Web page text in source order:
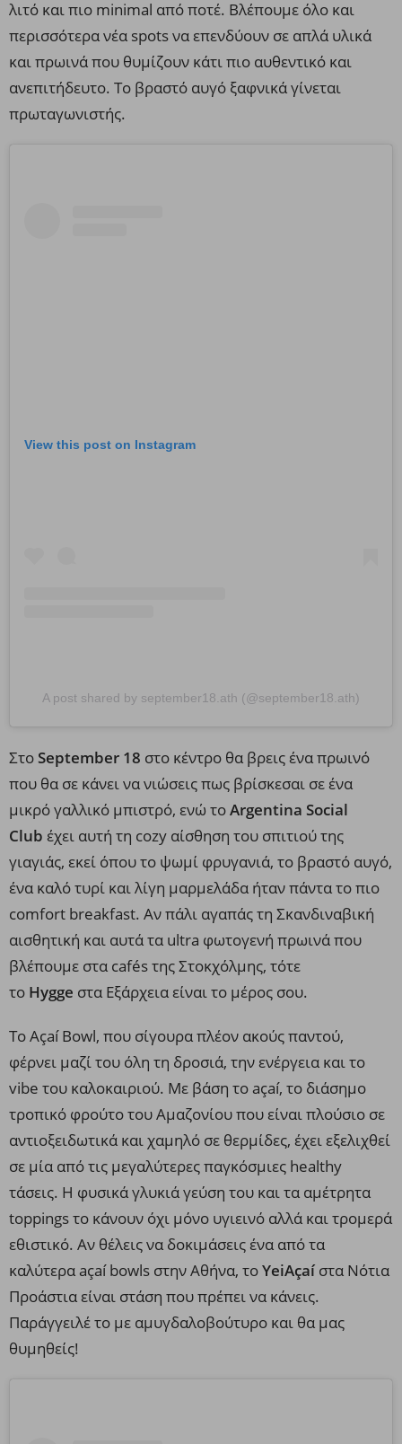
λιτό και πιο minimal από ποτέ. Βλέπουμε όλο και
περισσότερα νέα spots να επενδύουν σε απλά υλικά
και πρωινά που θυμίζουν κάτι πιο αυθεντικό και
ανεπιτήδευτο. To βραστό αυγό ξαφνικά γίνεται
πρωταγωνιστής.
View this post on Instagram
A post shared by september18.ath (@september18.ath)
ΣτοSeptember 18 στο κέντρο θα βρεις ένα πρωινό
που θα σε κάνει να νιώσεις πως βρίσκεσαι σε ένα
μικρό γαλλικό μπιστρό, ενώ τοArgentina Social
Club έχει αυτή τη cozy αίσθηση του σπιτιού της
γιαγιάς, εκεί όπου το ψωμί φρυγανιά, το βραστό αυγό,
ένα καλό τυρί και λίγη μαρμελάδα ήταν πάντα το πιο
comfort breakfast. Αν πάλι αγαπάς τη Σκανδιναβική
αισθητική και αυτά τα ultra φωτογενή πρωινά που
βλέπουμε στα cafés της Στοκχόλμης, τότε
το Hygge στα Εξάρχεια είναι το μέρος σου.
Το Açaí Bowl, που σίγουρα πλέον ακούς παντού,
φέρνει μαζί του όλη τη δροσιά, την ενέργεια και το
vibe του καλοκαιριού. Με βάση το açaí, το διάσημο
τροπικό φρούτο του Αμαζονίου που είναι πλούσιο σε
αντιοξειδωτικά και χαμηλό σε θερμίδες, έχει εξελιχθεί
σε μία από τις μεγαλύτερες παγκόσμιες healthy
τάσεις. Η φυσικά γλυκιά γεύση του και τα αμέτρητα
toppings το κάνουν όχι μόνο υγιεινό αλλά και τρομερά
εθιστικό. Αν θέλεις να δοκιμάσεις ένα από τα
καλύτερα açaí bowls στην Αθήνα, τοYeiAçaí στα Νότια
Προάστια είναι στάση που πρέπει να κάνεις.
Παράγγειλέ το με αμυγδαλοβούτυρο και θα μας
θυμηθείς!